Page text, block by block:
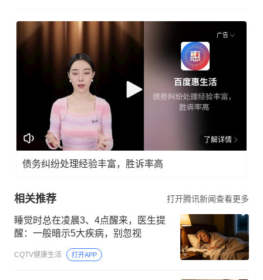
广告
了解详情
债务纠纷处理经验丰富，胜诉率高
相关推荐 打开腾讯新闻查看更多
睡觉时总在凌晨3、4点醒来，医生提
醒：一般暗示5大疾病，别忽视
CQTV健康生活 打开APP